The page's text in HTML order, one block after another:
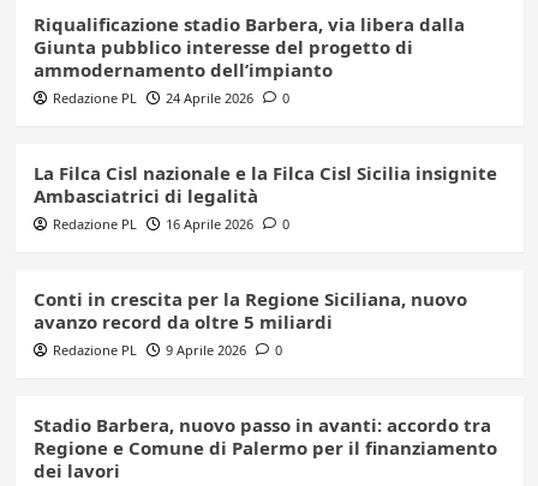
Riqualificazione stadio Barbera, via libera dalla
Giunta pubblico interesse del progetto di
ammodernamento dell’impianto
Redazione PL 24 Aprile 2026 0
La Filca Cisl nazionale e la Filca Cisl Sicilia insignite
Ambasciatrici di legalità
Redazione PL 16 Aprile 2026 0
Conti in crescita per la Regione Siciliana, nuovo
avanzo record da oltre 5 miliardi
Redazione PL 9 Aprile 2026 0
Stadio Barbera, nuovo passo in avanti: accordo tra
Regione e Comune di Palermo per il finanziamento
dei lavori